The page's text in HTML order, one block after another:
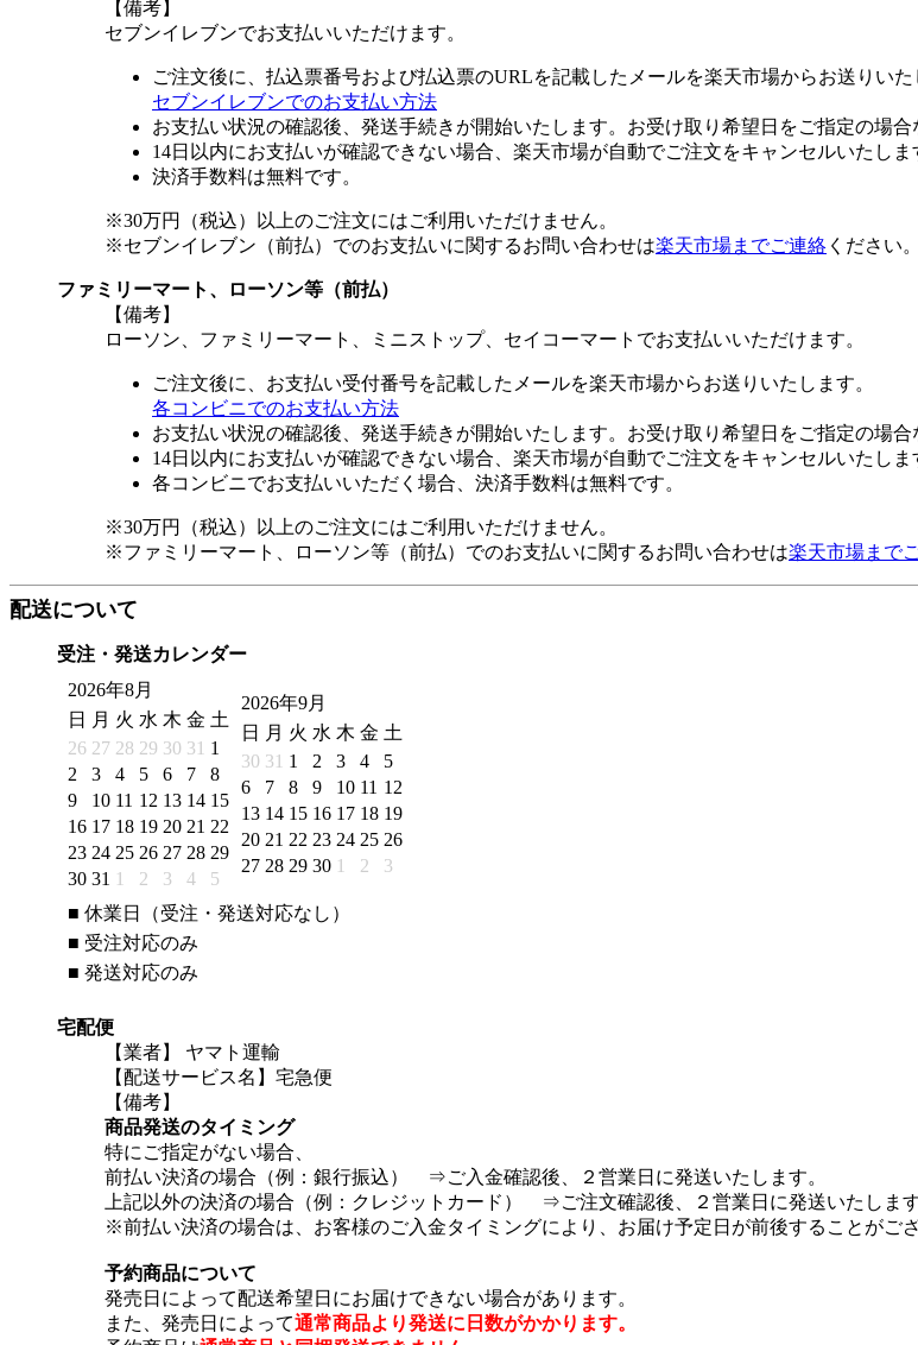
【備考】
セブンイレブンでお支払いいただけます。
ご注文後に、払込票番号および払込票のURLを記載したメールを楽天市場からお送りいた
セブンイレブンでのお支払い方法
お支払い状況の確認後、発送手続きが開始いたします。お受け取り希望日をご指定の場
14日以内にお支払いが確認できない場合、楽天市場が自動でご注文をキャンセルいたしま
決済手数料は無料です。
※30万円（税込）以上のご注文にはご利用いただけません。
※セブンイレブン（前払）でのお支払いに関するお問い合わせは楽天市場までご連絡 ください。
ファミリーマート、ローソン等（前払）
【備考】
ローソン、ファミリーマート、ミニストップ、セイコーマートでお支払いいただけます。
ご注文後に、お支払い受付番号を記載したメールを楽天市場からお送りいたします。
各コンビニでのお支払い方法
お支払い状況の確認後、発送手続きが開始いたします。お受け取り希望日をご指定の場
14日以内にお支払いが確認できない場合、楽天市場が自動でご注文をキャンセルいたしま
各コンビニでお支払いいただく場合、決済手数料は無料です。
※30万円（税込）以上のご注文にはご利用いただけません。
※ファミリーマート、ローソン等（前払）でのお支払いに関するお問い合わせは楽天市場まで
配送について
受注・発送カレンダー
2026年8月
日
月 火 水 木 金 土
26 27 28 29 30 31 1
2
3 4 5 6 7
8
9
10 11 12 13 14 15
16 17 18 19 20 21 22
23 24 25 26 27 28 29
30 31 1 2 3 4 5
2026年9月
日
月 火 水 木 金 土
30 31 1 2 3 4
5
6
7 8 9 10 11 12
13 14 15 16 17 18 19
20 21 22 23 24 25 26
27 28 29 30 1 2 3
■ 休業日（受注・発送対応なし）
■ 受注対応のみ
■ 発送対応のみ
宅配便
【業者】 ヤマト運輸
【配送サービス名】宅急便
【備考】
商品発送のタイミング
特にご指定がない場合、
前払い決済の場合（例：銀行振込） ⇒ご入金確認後、２営業日に発送いたします。
上記以外の決済の場合（例：クレジットカード） ⇒ご注文確認後、２営業日に発送いたします
※前払い決済の場合は、お客様のご入金タイミングにより、お届け予定日が前後することがござ
予約商品について
発売日によって配送希望日にお届けできない場合があります。
また、発売日によって通常商品より発送に日数がかかります。